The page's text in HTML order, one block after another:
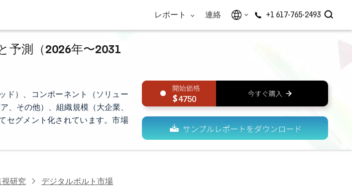
レポート 連絡 +1 617-765-2493
予測（2026年〜2031
ド）、コンポーネント（ソリュー
、その他）、組織規模（大企業、
セグメント化されています。市場
4750
研究 デジタルボルト市場